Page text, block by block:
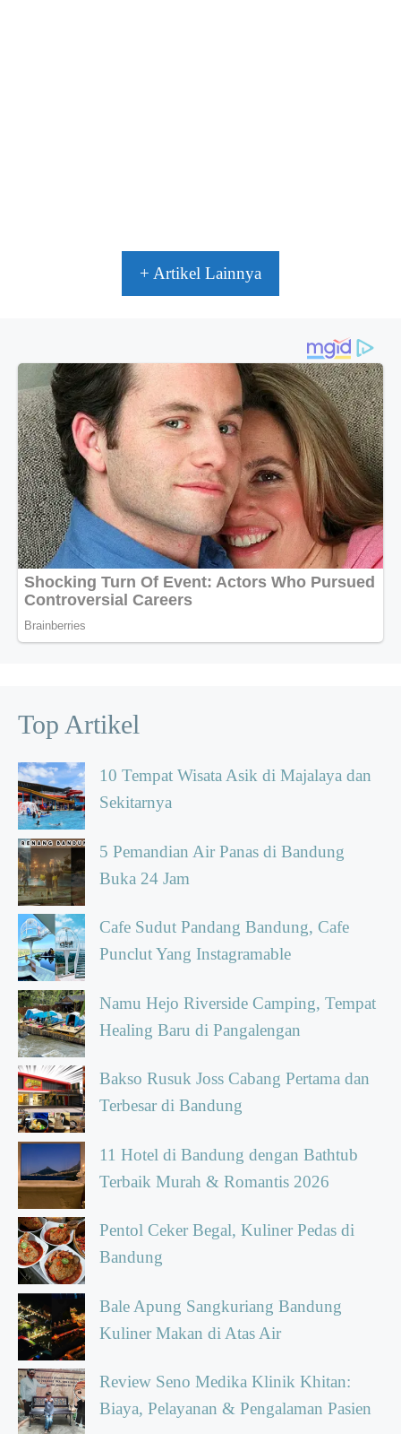
+ Artikel Lainnya
Top Artikel
10 Tempat Wisata Asik di Majalaya dan
Sekitarnya
5 Pemandian Air Panas di Bandung
Buka 24 Jam
Cafe Sudut Pandang Bandung, Cafe
Punclut Yang Instagramable
Namu Hejo Riverside Camping, Tempat
Healing Baru di Pangalengan
Bakso Rusuk Joss Cabang Pertama dan
Terbesar di Bandung
11 Hotel di Bandung dengan Bathtub
Terbaik Murah & Romantis 2026
Pentol Ceker Begal, Kuliner Pedas di
Bandung
Bale Apung Sangkuriang Bandung
Kuliner Makan di Atas Air
Review Seno Medika Klinik Khitan:
Biaya, Pelayanan & Pengalaman Pasien